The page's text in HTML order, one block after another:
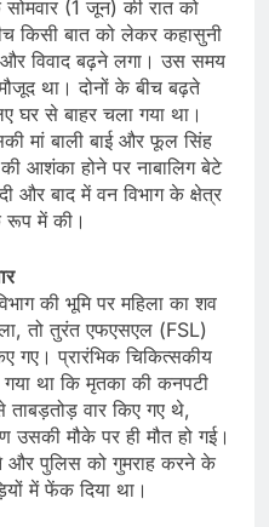
(1 जून) की रात को
किसी बात को लेकर कहासुनी
और विवाद बढ़ने लगा। उस समय
था। दोनों के बीच बढ़ते
से बाहर चला गया था।
मां बाली बाई और फूल सिंह
आशंका होने पर नाबालिग बेटे
और बाद में वन विभाग के क्षेत्र
रूप में की।
की भूमि पर महिला का शव
तो तुरंत एफएसएल (FSL)
गए। प्रारंभिक चिकित्सकीय
था कि मृतका की कनपटी
वार किए गए थे,
मौके पर ही मौत हो गई।
और पुलिस को गुमराह करने के
में फेंक दिया था।